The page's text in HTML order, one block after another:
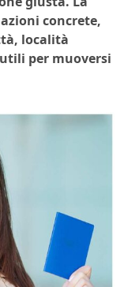
concrete,
località
per muoversi